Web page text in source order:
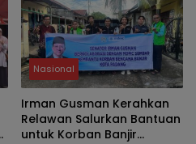
Nasional
Irman Gusman Kerahkan
Relawan Salurkan Bantuan
untuk Korban Banjir